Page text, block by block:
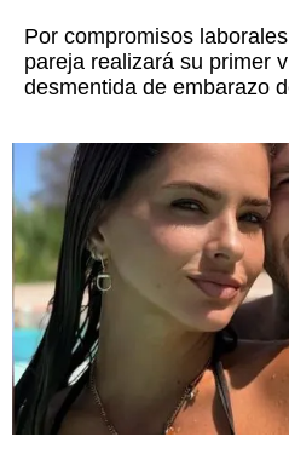
Por compromisos
pareja realizará su primer
desmentida de embarazo